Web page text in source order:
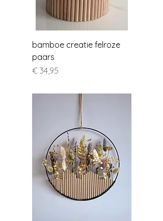
bamboe creatie felroze
paars
Prijs
€ 34,95